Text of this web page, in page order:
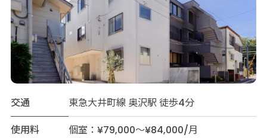
交通
東急大井町線 奥沢駅 徒歩4分
使用料
個室：¥79,000～¥84,000/月